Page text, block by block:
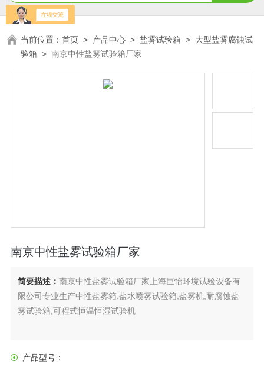
当前位置：首页 > 产品中心 >盐雾试验箱 > 大型盐雾腐蚀试
验箱 >南京中性盐雾试验箱厂家
南京中性盐雾试验箱厂家
简要描述： 南京中性盐雾试验箱厂家上海巨怡环境试验设备有
限公司专业生产中性盐雾箱,盐水喷雾试验箱,盐雾机,耐腐蚀盐
雾试验箱,可程式恒温恒湿试验机
产品型号：